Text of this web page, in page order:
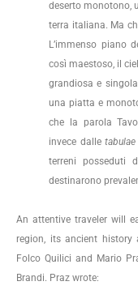
deserto monotono,
terra italiana. Ma
L’immenso piano
così maestoso, il
grandiosa e
una piatta e
che la parola
invece dalle tabulae
terreni posseduti
destinarono
An attentive traveler will
region, its ancient history
Folco Quilici and Mario
Brandi. Praz wrote: